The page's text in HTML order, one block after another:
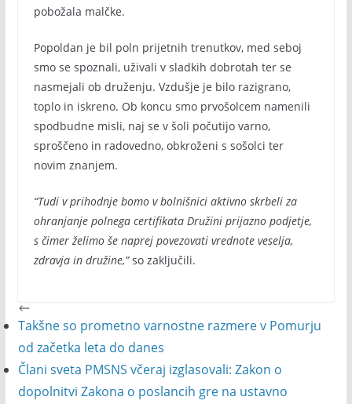
pobožala malčke.
Popoldan je bil poln prijetnih trenutkov, med seboj
smo se spoznali, uživali v sladkih dobrotah ter se
nasmejali ob druženju. Vzdušje je bilo razigrano,
toplo in iskreno. Ob koncu smo prvošolcem namenili
spodbudne misli, naj se v šoli počutijo varno,
sproščeno in radovedno, obkroženi s sošolci ter
novim znanjem.
“Tudi v prihodnje bomo v bolnišnici aktivno skrbeli za
ohranjanje polnega certifikata Družini prijazno podjetje,
s čimer želimo še naprej povezovati vrednote veselja,
zdravja in družine,”so zaključili.
Takšne so prometno varnostne razmere v Pomurju
od začetka leta do danes
Člani sveta PMSNS včeraj izglasovali: Zakon o
dopolnitvi Zakona o poslancih gre na ustavno